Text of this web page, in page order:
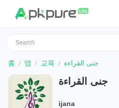
홈 앱 교육 جنى القراءة
جنى القراءة
ijana